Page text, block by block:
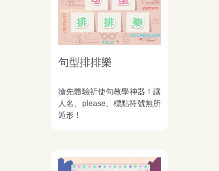
句型排排樂
搶先體驗祈使句教學神器！讓
人名、please、標點符號無所
遁形！